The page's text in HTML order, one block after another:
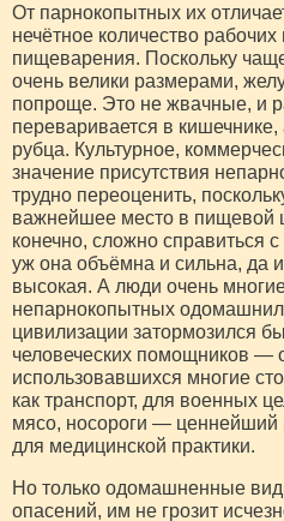
От парнокопытных их
нечётное количество
пищеварения. Поскольку
очень велики размерами,
попроще. Это не жвачные, и
переваривается в
рубца. Культурное,
значение присутствия
трудно переоценить,
важнейшее место в пищевой
конечно, сложно справиться
уж она объёмна и сильна, да
высокая. А люди очень
непарнокопытных
цивилизации затормозился
человеческих помощников —
использовавшихся многие
как транспорт, для военных
мясо, носороги — ценнейший
для медицинской практики.
Но только одомашненные
опасений, им не грозит